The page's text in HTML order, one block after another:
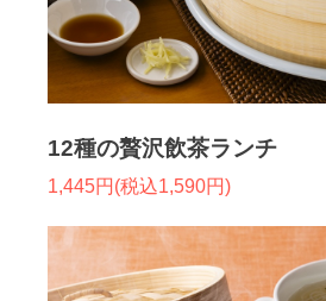
12種の贅沢飲茶ランチ
1,445円(税込1,590円)